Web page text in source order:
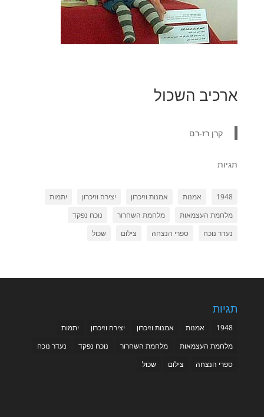
ארכיב השכול
קרן רז-רם
תגיות
1948 אמנות אמנות וזיכרון יצירה וזיכרון
יתמות
מלחמת העצמאות
מלחמת השחרור
נוכח נפקד
נעדר נוכח
ספרי הנצחה צילום שכול
תגיות
1948 אמנות אמנות וזיכרון יצירה וזיכרון
יתמות
מלחמת העצמאות
מלחמת השחרור נוכח נפקד
נעדר נוכח
ספרי הנצחה
צילום שכול